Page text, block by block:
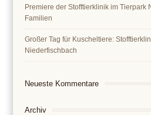
Premiere der Stofftierklinik im Tierpark
Familien
Großer Tag für Kuscheltiere:
Niederfischbach
Neueste Kommentare
Archiv